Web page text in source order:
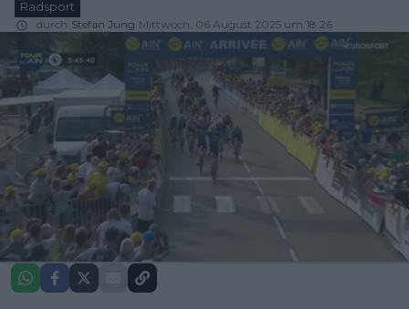
Radsport
durch Stefan Jung Mittwoch, 06 August 2025 um 18:26